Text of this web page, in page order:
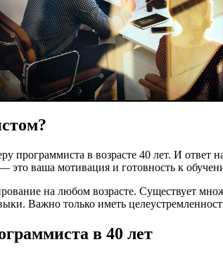
программиста в возрасте 40 лет. И ответ
это ваша мотивация и готовность к
на любом возрасте. Существует
Важно только иметь
в 40 лет